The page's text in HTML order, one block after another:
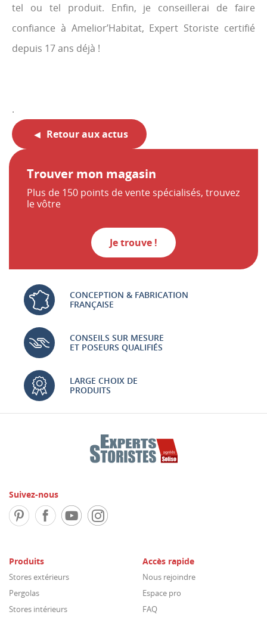
tel ou tel produit. Enfin, je conseillerai de faire
confiance à Amelior’Habitat, Expert Storiste certifié
depuis 17 ans déjà !
.
Retour aux actus
Trouver mon magasin
Plus de 150 points de vente spécialisés, trouvez
le vôtre
Je trouve !
CONCEPTION & FABRICATION
FRANÇAISE
CONSEILS SUR MESURE
ET POSEURS QUALIFIÉS
LARGE CHOIX DE
PRODUITS
Suivez-nous
Produits
Stores extérieurs
Pergolas
Stores intérieurs
Accès rapide
Nous rejoindre
Espace pro
FAQ